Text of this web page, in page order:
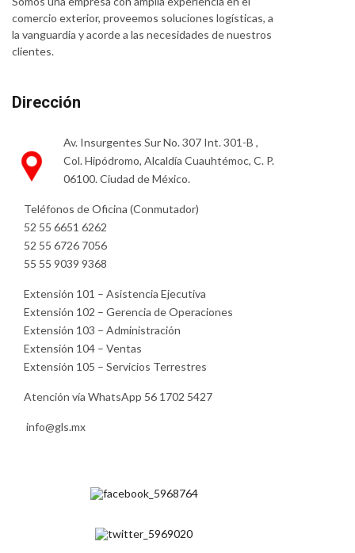
comercio exterior, proveemos soluciones logísticas, a
la vanguardia y acorde a las necesidades de nuestros
clientes.
Dirección
Av. Insurgentes Sur No. 307 Int. 301-B ,
Col. Hipódromo, Alcaldía Cuauhtémoc, C. P.
06100. Ciudad de México.
Teléfonos de Oficina (Conmutador)
52 55 6651 6262
52 55 6726 7056
55 55 9039 9368
Extensión 101 – Asistencia Ejecutiva
Extensión 102 – Gerencia de Operaciones
Extensión 103 – Administración
Extensión 104 – Ventas
Extensión 105 – Servicios Terrestres
Atención vía WhatsApp 56 1702 5427
info@gls.mx